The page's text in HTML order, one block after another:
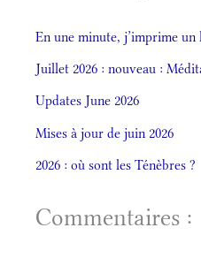
En une minute, j’imprime
Juillet 2026 : nouveau :
Updates June 2026
Mises à jour de juin 2026
2026 : où sont les Ténèbres ?
Commentaires :